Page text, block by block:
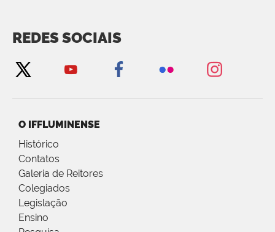
REDES SOCIAIS
O IFFLUMINENSE
Histórico
Contatos
Galeria de Reitores
Colegiados
Legislação
Ensino